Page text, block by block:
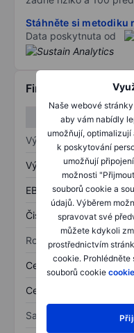
Naše webové
aby vám nabídly
umožňují,
k poskytování
umožňují
možnosti
souborů cookie a
údajů. Výběrem
spravovat své
můžete kdykoli
prostřednictvím
cookie. Prohlédněte
souborů cookie cookie
Stáhněte si metodiku
Data poskytnuta od
Finanční informace
Výkaz zisku a ztráty
Výnos
EBITDA
Čistý příjem
Rozvaha
Celková aktiva
Celkový dluh
Sazby